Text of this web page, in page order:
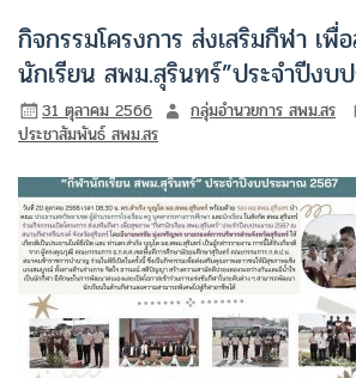
กิจกรรมโครงการ ส่งเสริมกีฬา เพื่
นักเรียน สพม.สุรินทร์”ประจำปีงบ
31 ตุลาคม 2566 กลุ่มอำนวยการ สพม.สร
ประชาสัมพันธ์ สพม.สร